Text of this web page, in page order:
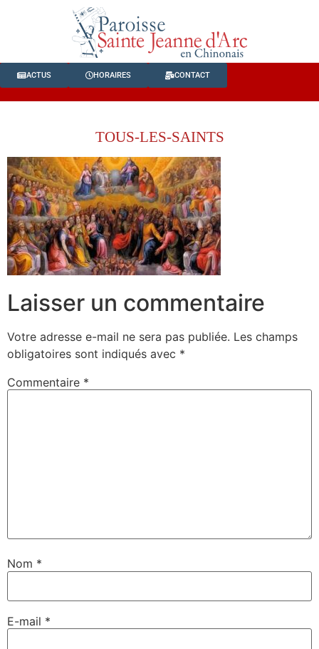
ACTUS HORAIRES CONTACT
TOUS-LES-SAINTS
Laisser un commentaire
Votre adresse e-mail ne sera pas publiée. Les champs
obligatoires sont indiqués avec *
Commentaire *
Nom *
E-mail *